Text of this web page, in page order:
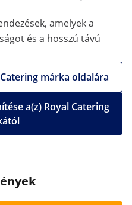
amelyek a
és a hosszú távú
márka oldalára
a(z) Royal Catering